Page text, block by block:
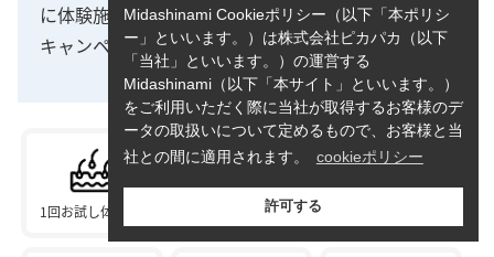
に体験施術を受けることが出来ます。気になる方は
キャンペーン情報からご確認ください。
1回お試し体験OK 分割払い
Midashinami Cookieポリシー（以下「本ポリシ
ー」といいます。）は株式会社ピカパカ（以下
「当社」といいます。）の運営する
Midashinami（以下「本サイト」といいます。）
をご利用いただく際に当社が取得するお客様のデ
ータの取扱いについて定めるもので、お客様と当
社との間に適用されます。
cookieポリシー
許可する